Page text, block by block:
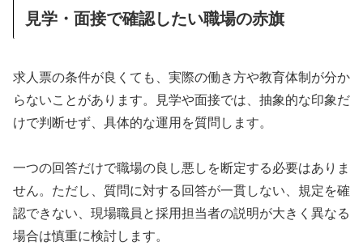
見学・面接で確認したい職場の赤旗
求人票の条件が良くても、実際の働き方や教育体制が分か
らないことがあります。見学や面接では、抽象的な印象だ
けで判断せず、具体的な運用を質問します。
一つの回答だけで職場の良し悪しを断定する必要はありま
せん。ただし、質問に対する回答が一貫しない、規定を確
認できない、現場職員と採用担当者の説明が大きく異なる
場合は慎重に検討します。